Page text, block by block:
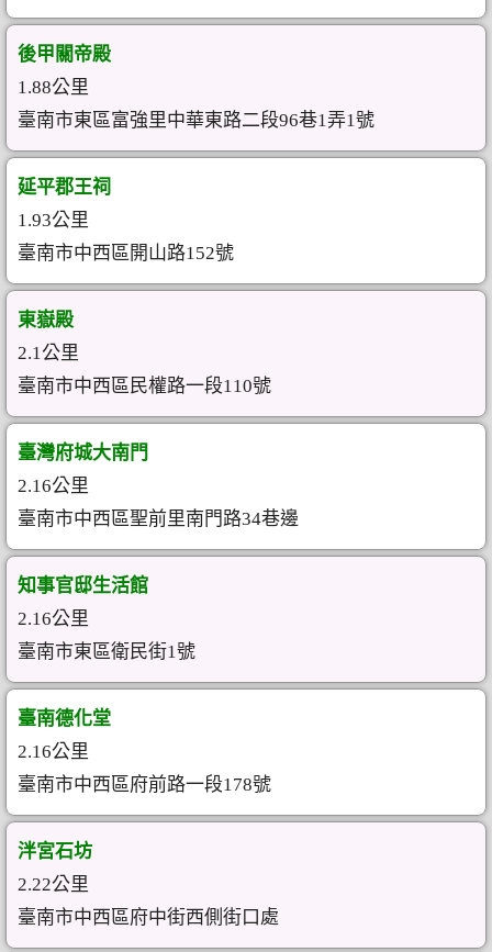
後甲關帝殿
1.88公里
臺南市東區富強里中華東路二段96巷1弄1號
延平郡王祠
1.93公里
臺南市中西區開山路152號
東嶽殿
2.1公里
臺南市中西區民權路一段110號
臺灣府城大南門
2.16公里
臺南市中西區聖前里南門路34巷邊
知事官邸生活館
2.16公里
臺南市東區衛民街1號
臺南德化堂
2.16公里
臺南市中西區府前路一段178號
泮宮石坊
2.22公里
臺南市中西區府中街西側街口處